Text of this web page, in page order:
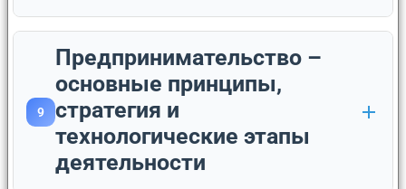
9
Предпринимательство –
основные принципы,
стратегия и
технологические этапы
деятельности